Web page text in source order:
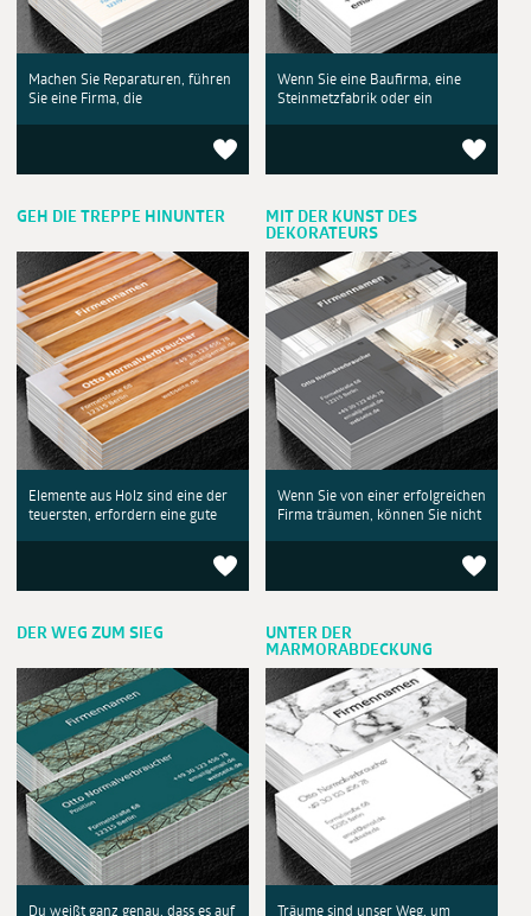
Machen Sie Reparaturen, führen
Sie eine Firma, die
Wenn Sie eine Baufirma, eine
Steinmetzfabrik oder ein
GEH DIE TREPPE HINUNTER
Elemente aus Holz sind eine der
teuersten, erfordern eine gute
MIT DER KUNST DES
DEKORATEURS
Wenn Sie von einer erfolgreichen
Firma träumen, können Sie nicht
DER WEG ZUM SIEG
Du weißt ganz genau, dass es auf
UNTER DER
MARMORABDECKUNG
Träume sind unser Weg, um